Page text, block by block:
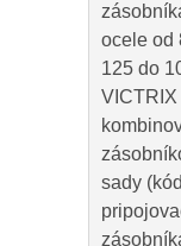
ocele od
125 do
sady